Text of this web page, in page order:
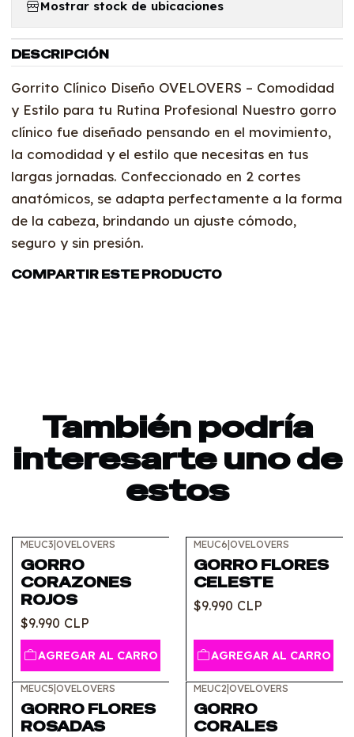
Mostrar stock de ubicaciones
DESCRIPCIÓN
Gorrito Clínico Diseño OVELOVERS – Comodidad
y Estilo para tu Rutina Profesional Nuestro gorro
clínico fue diseñado pensando en el movimiento,
la comodidad y el estilo que necesitas en tus
largas jornadas. Confeccionado en 2 cortes
anatómicos, se adapta perfectamente a la forma
de la cabeza, brindando un ajuste cómodo,
seguro y sin presión.
COMPARTIR ESTE PRODUCTO
También podría
interesarte uno de
estos
MEUC3|OVELOVERS
GORRO
CORAZONES
ROJOS
$9.990 CLP
AGREGAR AL CARRO
MEUC6|OVELOVERS
GORRO FLORES
CELESTE
$9.990 CLP
AGREGAR AL CARRO
MEUC5|OVELOVERS
GORRO FLORES
ROSADAS
MEUC2|OVELOVERS
GORRO
CORALES